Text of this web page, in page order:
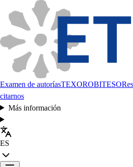
Examen de autoríasTEXOROBITESO
citarnos
Más información
ES